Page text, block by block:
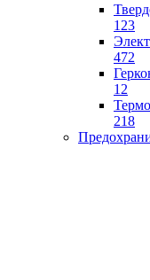
123
472
12
218